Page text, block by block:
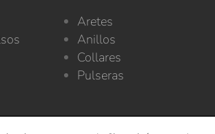
Aretes
Anillos
Collares
Pulseras